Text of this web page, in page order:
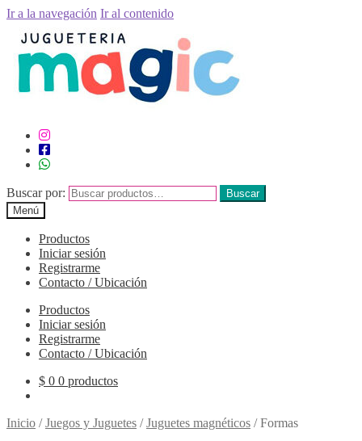
Ir a la navegación Ir al contenido
Buscar por:
Buscar
Menú
Productos
Iniciar sesión
Registrarme
Contacto / Ubicación
Productos
Iniciar sesión
Registrarme
Contacto / Ubicación
$ 0 0 productos
Inicio /Juegos y Juguetes /Juguetes magnéticos /Formas